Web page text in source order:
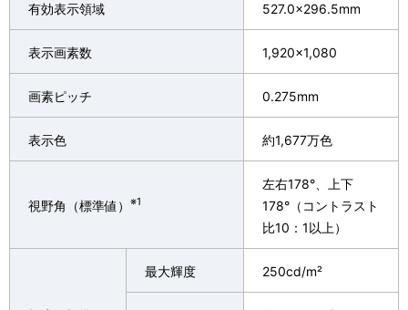
有効表示領域 527.0×296.5mm
表示画素数 1,920×1,080
画素ピッチ 0.275mm
表示色 約1,677万色
視野角（標準値） ※1
左右178°、上下
178°（コントラスト
比10：1以上）
最大輝度 250cd/m²